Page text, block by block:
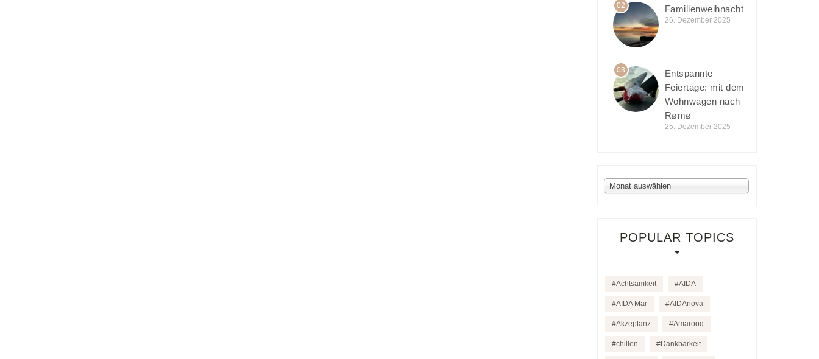
02 Familienweihnacht
26. Dezember 2025
03
Entspannte
Feiertage: mit dem
Wohnwagen nach
Rømø
25. Dezember 2025
Archiv
Monat auswählen
POPULAR TOPICS
Achtsamkeit AIDA
AIDA Mar AIDAnova
Akzeptanz Amarooq
chillen Dankbarkeit